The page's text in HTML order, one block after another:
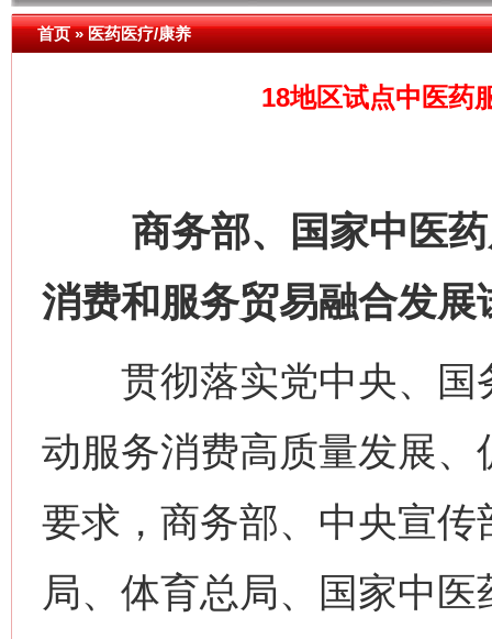
首页»医药医疗/康养
18地区试点中医药
商务部、国家中医药
消费和服务贸易融合发展
贯彻落实党中央、国
动服务消费高质量发展
要求，商务部、中央宣
局、体育总局、国家中